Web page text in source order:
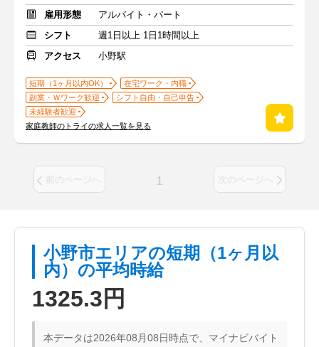
雇用形態
アルバイト・パート
シフト
週1日以上 1日1時間以上
アクセス
小野駅
短期（1ヶ月以内OK）
在宅ワーク・内職
副業・Ｗワーク歓迎
シフト自由・自己申告
未経験者歓迎
家庭教師のトライの求人一覧を見る
前のページへ 1 次のページへ
小野市エリアの短期（1ヶ月以
内）の平均時給
1325.3円
本データは2026年08月08日時点で、マイナビバイト